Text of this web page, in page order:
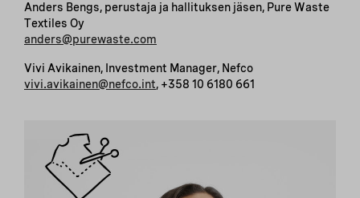
Anders Bengs, perustaja ja hallituksen jäsen, Pure Waste
Textiles Oy
anders@purewaste.com
Vivi Avikainen, Investment Manager, Nefco
vivi.avikainen@nefco.int, +358 10 6180 661